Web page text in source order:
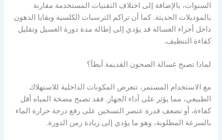
السنوات، بالإضافة إلى اختلاف التقنيات المستخدمة مقارنة
بالموديلات الحديثة. كما أن تراكم الترسبات الكلسية وبقايا الدهون
داخل أجزاء الغسالة قد يؤدي إلى إطالة مدة دورة الغسيل وتقليل
كفاءة التنظيف.
لماذا تصبح غسالة الصحون القديمة أبطأ؟
مع الاستخدام المستمر، تتعرض المكونات الداخلية للاستهلاك
الطبيعي، مما يؤثر على أداء الجهاز. فقد تصبح مضخة المياه أقل
كفاءة، أو تضعف قدرة عنصر التسخين على رفع درجة حرارة الماء
بالسرعة المطلوبة، وهو ما يؤدي إلى زيادة زمن الدورة.